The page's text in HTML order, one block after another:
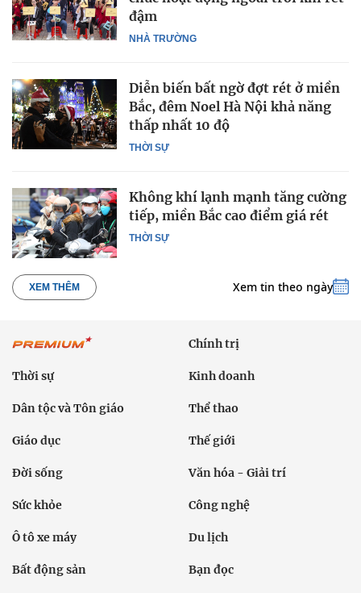
NHÀ TRƯỜNG
đậm
THỜI SỰ
Diễn biến bất ngờ đợt rét ở miền
Bắc, đêm Noel Hà Nội khả năng
thấp nhất 10 độ
THỜI SỰ
Không khí lạnh mạnh tăng cường
tiếp, miền Bắc cao điểm giá rét
XEM THÊM Xem tin theo ngày
Chính trị
Thời sự Kinh doanh
Dân tộc và Tôn giáo Thể thao
Giáo dục Thế giới
Đời sống Văn hóa - Giải trí
Sức khỏe Công nghệ
Ô tô xe máy Du lịch
Bất động sản Bạn đọc